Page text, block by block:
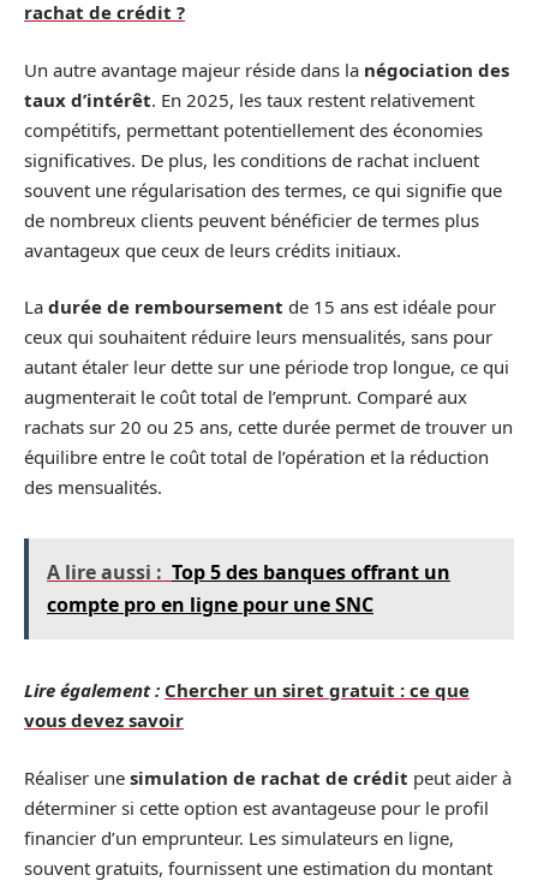
rachat de crédit ?
Un autre avantage majeur réside dans la négociation des
taux d’intérêt. En 2025, les taux restent relativement
compétitifs, permettant potentiellement des économies
significatives. De plus, les conditions de rachat incluent
souvent une régularisation des termes, ce qui signifie que
de nombreux clients peuvent bénéficier de termes plus
avantageux que ceux de leurs crédits initiaux.
La durée de remboursement de 15 ans est idéale pour
ceux qui souhaitent réduire leurs mensualités, sans pour
autant étaler leur dette sur une période trop longue, ce qui
augmenterait le coût total de l’emprunt. Comparé aux
rachats sur 20 ou 25 ans, cette durée permet de trouver un
équilibre entre le coût total de l’opération et la réduction
des mensualités.
A lire aussi : Top 5 des banques offrant un
compte pro en ligne pour une SNC
Lire également : Chercher un siret gratuit : ce que
vous devez savoir
Réaliser une simulation de rachat de crédit peut aider à
déterminer si cette option est avantageuse pour le profil
financier d’un emprunteur. Les simulateurs en ligne,
souvent gratuits, fournissent une estimation du montant